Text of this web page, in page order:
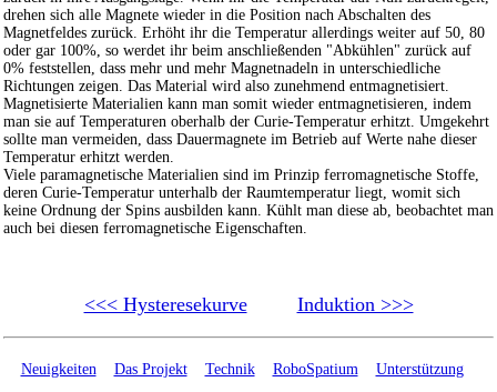
drehen sich alle Magnete wieder in die Position nach Abschalten des
Magnetfeldes zurück. Erhöht ihr die Temperatur allerdings weiter auf 50, 80
oder gar 100%, so werdet ihr beim anschließenden "Abkühlen" zurück auf
0% feststellen, dass mehr und mehr Magnetnadeln in unterschiedliche
Richtungen zeigen. Das Material wird also zunehmend entmagnetisiert.
Magnetisierte Materialien kann man somit wieder entmagnetisieren, indem
man sie auf Temperaturen oberhalb der Curie-Temperatur erhitzt. Umgekehrt
sollte man vermeiden, dass Dauermagnete im Betrieb auf Werte nahe dieser
Temperatur erhitzt werden.
Viele paramagnetische Materialien sind im Prinzip ferromagnetische Stoffe,
deren Curie-Temperatur unterhalb der Raumtemperatur liegt, womit sich
keine Ordnung der Spins ausbilden kann. Kühlt man diese ab, beobachtet man
auch bei diesen ferromagnetische Eigenschaften.
<<< Hysteresekurve Induktion >>>
Neuigkeiten Das Projekt Technik RoboSpatium
Unterstützung